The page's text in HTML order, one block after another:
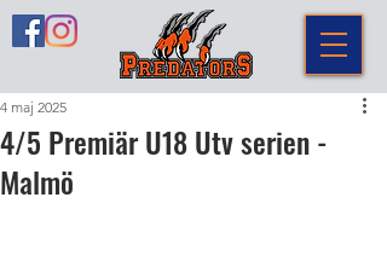
4/5 Premiär U18 Utv serien -
Malmö
4 maj 2025